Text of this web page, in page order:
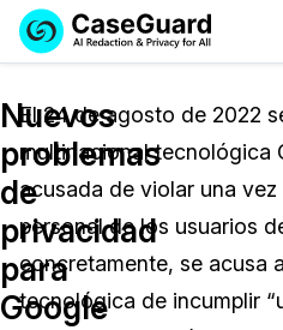
Licencia de
Precios de
Soluciones
Redacción de vídeos
Redacción de
Industrias
Cuerpos Policiales
Precios
Nuevos
problemas
de
privacidad
para
Google
El 24 de agosto de 2022
multinacional tecnológica
acusada de violar una
personal de los usuarios
concretamente, se acusa
tecnológica de incumplir